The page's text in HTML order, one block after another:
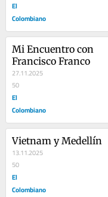
El
Colombiano
Mi Encuentro con
Francisco Franco
27.11.2025
50
El
Colombiano
Vietnam y Medellín
13.11.2025
50
El
Colombiano